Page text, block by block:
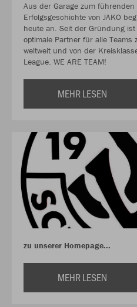
Aus der Garage zum
Erfolgsgeschichte von JAKO
heute an. Seit der Gründung
optimale Partner für alle
weltweit und von der
League. WE ARE TEAM!
MEHR LESEN
zu unserer Homepage...
MEHR LESEN